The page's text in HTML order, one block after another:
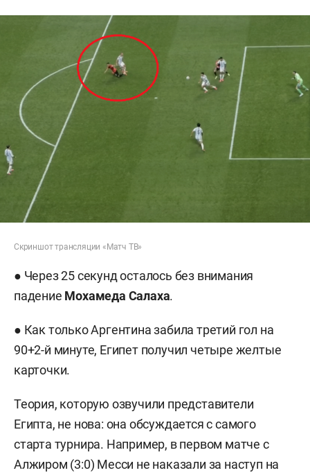
Скриншот трансляции «Матч ТВ»
● Через 25 секунд осталось без внимания
падение Мохамеда Салаха.
● Как только Аргентина забила третий гол на
90+2-й минуте, Египет получил четыре желтые
карточки.
Теория, которую озвучили представители
Египта, не нова: она обсуждается с самого
старта турнира. Например, в первом матче с
Алжиром (3:0) Месси не наказали за наступ на